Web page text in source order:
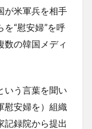
が米軍兵を相手
“慰安婦”を呼
数の韓国メディ
いう言葉を聞い
慰安婦を）組織
記録院から提出